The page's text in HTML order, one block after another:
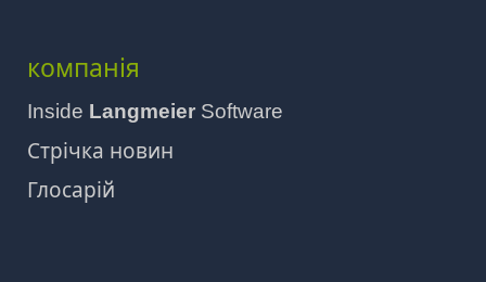
компанія
Inside Langmeier Software
Стрічка новин
Глосарій